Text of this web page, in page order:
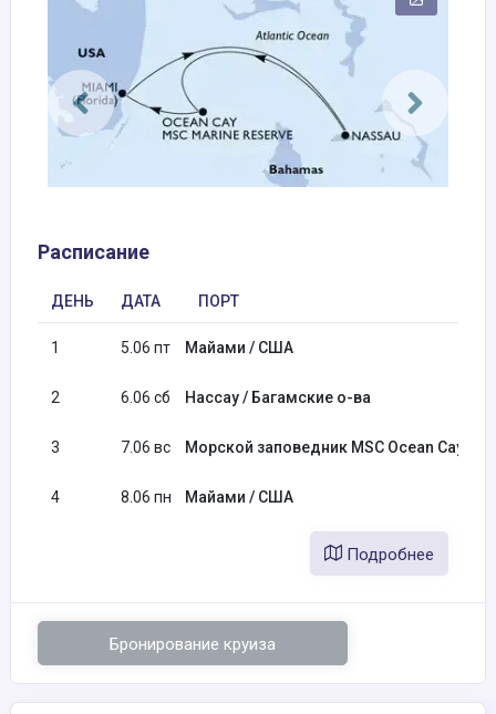
Расписание
ДЕНЬ ДАТА ПОРТ
1 5.06 пт Майами / США
2 6.06 сб Нассау / Багамские о-ва
3 7.06 вс Морской заповедник MSC Ocean Cay /
4 8.06 пн Майами / США
Подробнее
Бронирование круиза